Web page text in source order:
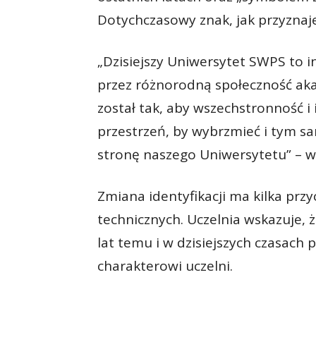
Dotychczasowy znak, jak
„Dzisiejszy Uniwersytet SWPS
przez różnorodną społeczność
został tak, aby wszechstronność
przestrzeń, by wybrzmieć i tym
stronę naszego Uniwersytetu” –
Zmiana identyfikacji ma kilka
technicznych. Uczelnia wskazuje,
lat temu i w dzisiejszych czasach
charakterowi uczelni.